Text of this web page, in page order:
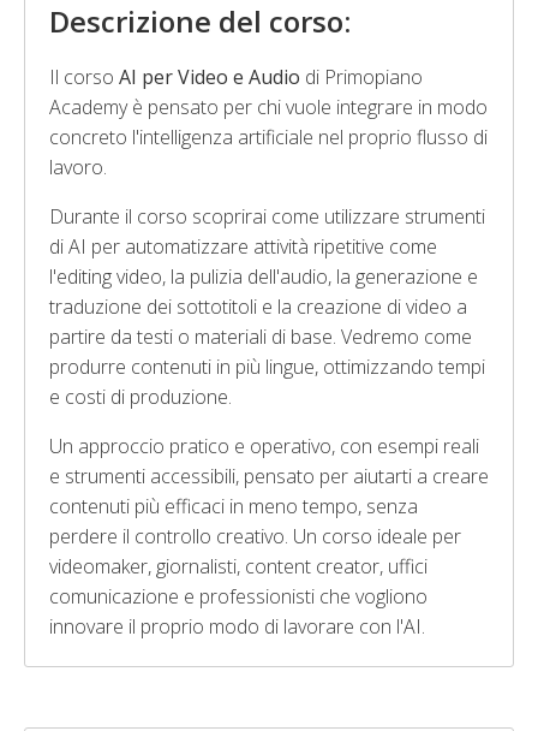
Descrizione del corso:
Il corso AI per Video e Audio di Primopiano
Academy è pensato per chi vuole integrare in modo
concreto l'intelligenza artificiale nel proprio flusso di
lavoro.
Durante il corso scoprirai come utilizzare strumenti
di AI per automatizzare attività ripetitive come
l'editing video, la pulizia dell'audio, la generazione e
traduzione dei sottotitoli e la creazione di video a
partire da testi o materiali di base. Vedremo come
produrre contenuti in più lingue, ottimizzando tempi
e costi di produzione.
Un approccio pratico e operativo, con esempi reali
e strumenti accessibili, pensato per aiutarti a creare
contenuti più efficaci in meno tempo, senza
perdere il controllo creativo. Un corso ideale per
videomaker, giornalisti, content creator, uffici
comunicazione e professionisti che vogliono
innovare il proprio modo di lavorare con l'AI.